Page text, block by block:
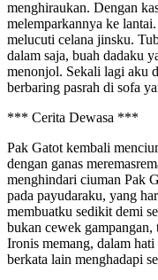
menghiraukan. Dengan
melemparkannya ke
melucuti celana jinsku.
dalam saja, buah dadaku
menonjol. Sekali lagi aku
berbaring pasrah di sofa
*** Cerita Dewasa ***
Pak Gatot kembali
dengan ganas
menghindari ciuman Pak
pada payudaraku, yang
membuatku sedikit demi
bukan cewek gampangan,
Ironis memang, dalam
berkata lain menghadapi